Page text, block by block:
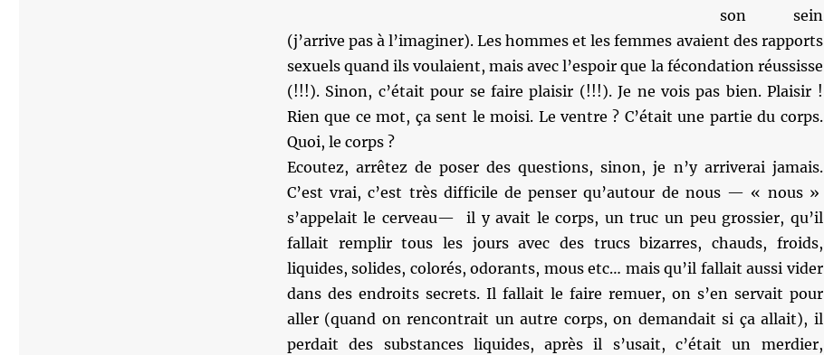
son sein
(j’arrive pas à l’imaginer). Les hommes et les femmes avaient des rapports
sexuels quand ils voulaient, mais avec l’espoir que la fécondation réussisse
(!!!). Sinon, c’était pour se faire plaisir (!!!). Je ne vois pas bien. Plaisir !
Rien que ce mot, ça sent le moisi. Le ventre ? C’était une partie du corps.
Quoi, le corps ?
Ecoutez, arrêtez de poser des questions, sinon, je n’y arriverai jamais.
C’est vrai, c’est très difficile de penser qu’autour de nous — « nous »
s’appelait le cerveau— il y avait le corps, un truc un peu grossier, qu’il
fallait remplir tous les jours avec des trucs bizarres, chauds, froids,
liquides, solides, colorés, odorants, mous etc… mais qu’il fallait aussi vider
dans des endroits secrets. Il fallait le faire remuer, on s’en servait pour
aller (quand on rencontrait un autre corps, on demandait si ça allait), il
perdait des substances liquides, après il s’usait, c’était un merdier,